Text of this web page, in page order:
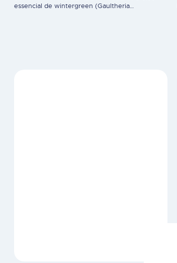
essencial de wintergreen (Gaultheria